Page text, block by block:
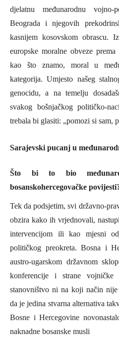
djelatnu međunarodnu
Beograda i njegovih pr
kasnijem kosovskom obrascu.
europske moralne obveze
kao što znamo, moral u
kategorija. Umjesto našeg
genocidu, a na temelju
svakog bošnjačkog političko-
trebala bi glasiti: „pomozi si sam,
Sarajevski pucanj u
Što bi to bio
bosanskohercegovačke
Tek da podsjetim, svi državno-
obzira kako ih vrjednovali,
intervencijom ili kao mjesni
političkog preokreta. Bosna i
austro-ugarskom državnom
konferencije i strane vojničke
stanovništvo ni na koji način
da je jedina stvarna alternativa
Bosne i Hercegovine
naknadne bosanske musli